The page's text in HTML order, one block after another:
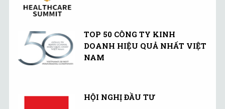
TOP 50 CÔNG TY KINH
DOANH HIỆU QUẢ NHẤT VIỆT
NAM
HỘI NGHỊ ĐẦU TƯ